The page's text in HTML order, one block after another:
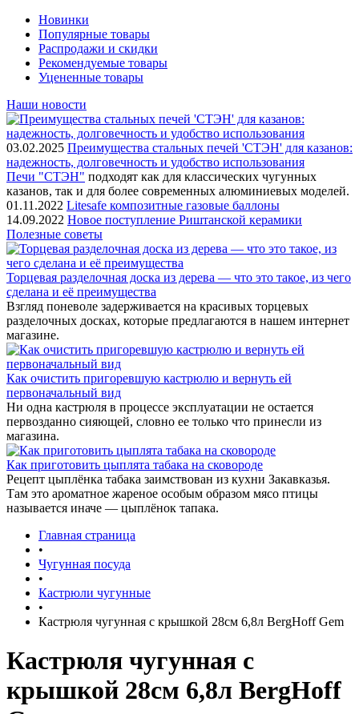
Новинки
Популярные товары
Распродажи и скидки
Рекомендуемые товары
Уцененные товары
Наши новости
03.02.2025 Преимущества стальных печей 'СТЭН' для казанов:
надежность, долговечность и удобство использования
Печи "СТЭН" подходят как для классических чугунных
казанов, так и для более современных алюминиевых моделей.
01.11.2022 Litesafe композитные газовые баллоны
14.09.2022 Новое поступление Риштанской керамики
Полезные советы
Торцевая разделочная доска из дерева — что это такое, из чего
сделана и её преимущества
Взгляд поневоле задерживается на красивых торцевых
разделочных досках, которые предлагаются в нашем интернет
магазине.
Как очистить пригоревшую кастрюлю и вернуть ей
первоначальный вид
Ни одна кастрюля в процессе эксплуатации не остается
первозданно сияющей, словно ее только что принесли из
магазина.
Как приготовить цыплята табака на сковороде
Рецепт цыплёнка табака заимствован из кухни Закавказья.
Там это ароматное жареное особым образом мясо птицы
называется иначе — цыплёнок тапака.
Главная страница
•
Чугунная посуда
•
Кастрюли чугунные
•
Кастрюля чугунная с крышкой 28см 6,8л BergHoff Gem
Кастрюля чугунная с
крышкой 28см 6,8л BergHoff